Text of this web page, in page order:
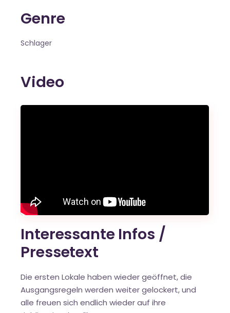
Genre
Schlager
Video
Interessante Infos /
Pressetext
Die ersten Lokale haben wieder geöffnet, die
Ausgangsregeln werden weiter gelockert, und
alle freuen sich endlich wieder auf ihre